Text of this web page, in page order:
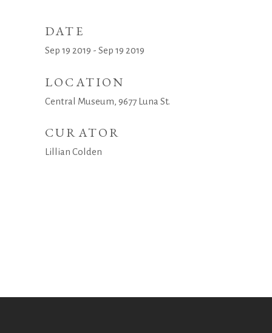
DATE
Sep 19 2019 - Sep 19 2019
LOCATION
Central Museum, 9677 Luna St.
CURATOR
Lillian Colden